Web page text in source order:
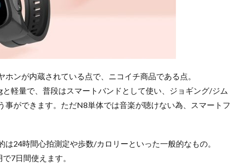
ンが内蔵されている点で、ニコイチ商品である点。
軽量で、普段はスマートバンドとして使い、ジョギング/ジム
事ができます。ただN8単体では音楽が聴けない為、スマートフ
は24時間心拍測定や歩数/カロリーといった一般的なもの。
7日間使えます。